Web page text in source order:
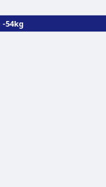
54kg